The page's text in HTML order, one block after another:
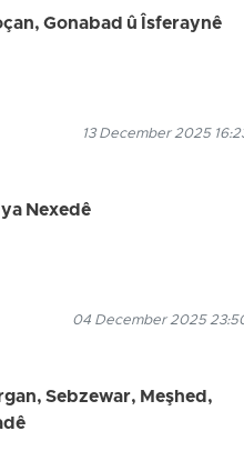
Gonabad û Îsferaynê
13 December 2025
Nexedê
04 December 2025
Sebzewar, Meşhed,